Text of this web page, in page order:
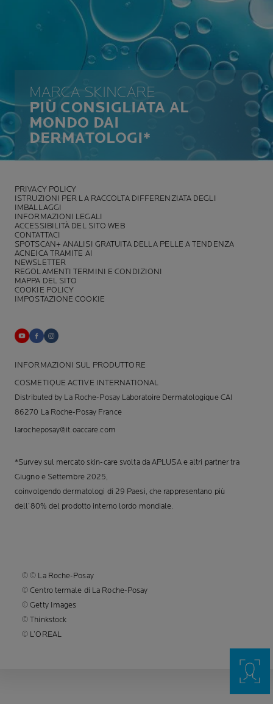
MARCA SKINCARE
PIÙ CONSIGLIATA AL
MONDO DAI
DERMATOLOGI*
PRIVACY POLICY
ISTRUZIONI PER LA RACCOLTA DIFFERENZIATA DEGLI
IMBALLAGGI
INFORMAZIONI LEGALI
ACCESSIBILITÀ DEL SITO WEB
CONTATTACI
SPOTSCAN+ ANALISI GRATUITA DELLA PELLE A TENDENZA
ACNEICA TRAMITE AI
NEWSLETTER
REGOLAMENTI TERMINI E CONDIZIONI
MAPPA DEL SITO
COOKIE POLICY
IMPOSTAZIONE COOKIE
INFORMAZIONI SUL PRODUTTORE
COSMETIQUE ACTIVE INTERNATIONAL
Distributed by La Roche-Posay Laboratoire Dermatologique CAI
86270 La Roche-Posay France
larocheposay@it.oaccare.com
*Survey sul mercato skin-care svolta da APLUSA e altri partner tra
Giugno e Settembre 2025,
coinvolgendo dermatologi di 29 Paesi, che rappresentano più
dell’80% del prodotto interno lordo mondiale.
© © La Roche-Posay
© Centro termale di La Roche-Posay
© Getty Images
© Thinkstock
© L’OREAL